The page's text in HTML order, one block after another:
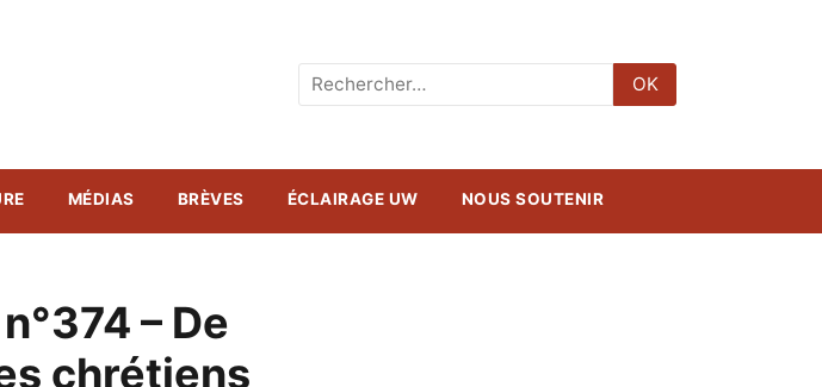
Rechercher
:
OK
MÉDIAS BRÈVES ÉCLAIRAGE UW NOUS SOUTENIR
– De
chrétiens